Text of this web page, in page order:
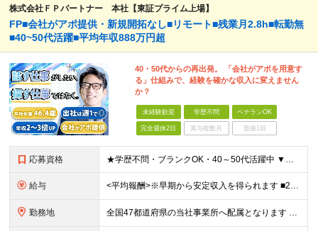
株式会社ＦＰパートナー 本社【東証プライム上場】
FP■会社がアポ提供・新規開拓なし■リモート■残業月2.8h■転勤無
■40~50代活躍■平均年収888万円超
40・50代からの再出発。 「会社がアポを用意す
る」仕組みで、経験を確かな収入に変えません
か？
未経験歓迎 学歴不問 ベテランOK
完全週休2日 賞与複数月 面接1回
応募資格 ★学歴不問・ブランクOK・40～50代活躍中 ▼以下いずれかのご経験をお持ちの方 ■金融業界（保険会社や銀行、証券会社、信用金庫など）での就業経験 ■何かしらの営業経験をお持ちの方 ※ブランクのある方
給与 <平均報酬>※早期から安定収入を得られます ■2年目～：888万円 ■3年目～：960万円 ■4年目～：1028万円 ★成果連動型報酬（営業成績に応じて支給/45時間分固定残業代含む/超過分は別途支
勤務地 全国47都道府県の当社事業所へ配属となります ※居住地や希望の勤務先を考慮します ※リモートワークOK／転勤なし ＜本社＞ 東京都台東区浅草橋1-1-8 FP浅草橋ビル (変更の範囲)上記を除く当